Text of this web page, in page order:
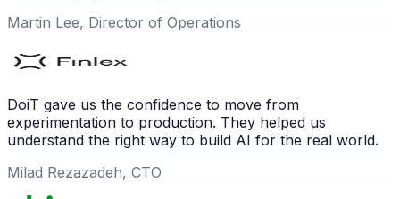
Martin Lee, Director of Operations
DoiT gave us the confidence to move from
experimentation to production. They helped us
understand the right way to build AI for the real world.
Milad Rezazadeh, CTO